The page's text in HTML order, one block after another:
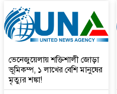
ভেনেজুয়েলায় শক্তিশালী জোড়া
ভূমিকম্প, ১ লাখের বেশি মানুষের
মৃত্যুর শঙ্কা!